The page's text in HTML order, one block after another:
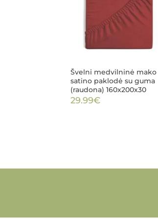
Švelni medvilninė mako
satino paklodė su guma
(raudona) 160x200x30
29.99€